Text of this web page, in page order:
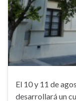
El 10 y 11 de
desarrollará un